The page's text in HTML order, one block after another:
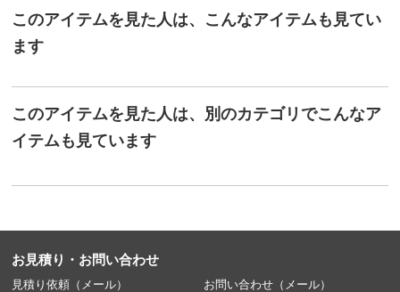
このアイテムを見た人は、こんなアイテムも見てい
ます
このアイテムを見た人は、別のカテゴリでこんなア
イテムも見ています
お見積り・お問い合わせ
見積り依頼（メール）
お問い合わせ（メール）